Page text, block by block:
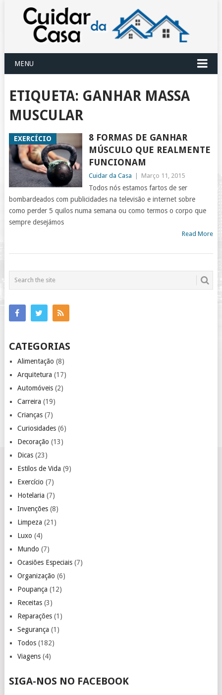
MENU
ETIQUETA: GANHAR MASSA
MUSCULAR
EXERCÍCIO
8 FORMAS DE GANHAR
MÚSCULO QUE REALMENTE
FUNCIONAM
Cuidar da Casa Março 11, 2015
Todos nós estamos fartos de ser
bombardeados com publicidades na televisão e internet sobre
como perder 5 quilos numa semana ou como termos o corpo que
sempre desejámos
Read More
CATEGORIAS
Alimentação (8)
Arquitetura (17)
Automóveis(2)
Carreira (19)
Crianças(7)
Curiosidades(6)
Decoração (13)
Dicas(23)
Estilos de Vida (9)
Exercício (7)
Hotelaria (7)
Invenções(8)
Limpeza (21)
Luxo (4)
Mundo (7)
Ocasiões Especiais(7)
Organização (6)
Poupança (12)
Receitas(3)
Reparações(1)
Segurança (1)
Todos(182)
Viagens(4)
SIGA-NOS NO FACEBOOK